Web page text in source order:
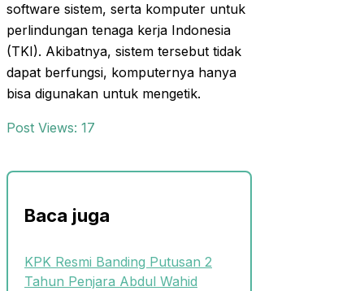
software sistem, serta komputer untuk
perlindungan tenaga kerja Indonesia
(TKI). Akibatnya, sistem tersebut tidak
dapat berfungsi, komputernya hanya
bisa digunakan untuk mengetik.
Post Views: 17
Baca juga
KPK Resmi Banding Putusan 2
Tahun Penjara Abdul Wahid